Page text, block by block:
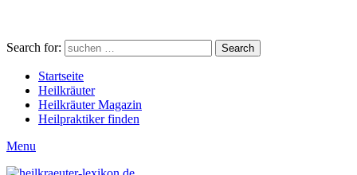
Search for: Search
Startseite
Heilkräuter
Heilkräuter Magazin
Heilpraktiker finden
Menu